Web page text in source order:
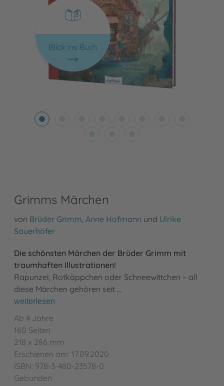
Blick ins Buch
Grimms Märchen
von Brüder Grimm, Anne Hofmann und Ulrike
Sauerhöfer
Die schönsten Märchen der Brüder Grimm mit
traumhaften Illustrationen!
Rapunzel, Rotkäppchen oder Schneewittchen – all
diese Märchen gehören seit …
weiterlesen
Ab 4 Jahre
160 Seiten
218 x 286 mm
Erschienen am: 17.09.2020
ISBN: 978-3-480-23578-0
Gebunden